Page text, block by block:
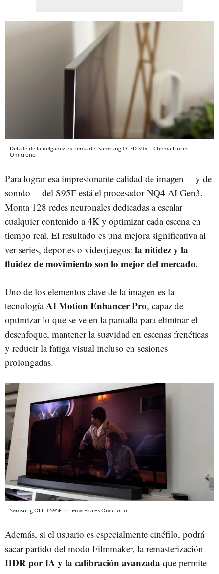
Detalle de la delgadez extrema del Samsung OLED S95F Chema Flores
Omicrono
Para lograr esa impresionante calidad de imagen —y de
sonido— del S95F está el procesador NQ4 AI Gen3.
Monta 128 redes neuronales dedicadas a escalar
cualquier contenido a 4K y optimizar cada escena en
tiempo real. El resultado es una mejora significativa al
ver series, deportes o videojuegos: la nitidez y la
fluidez de movimiento son lo mejor del mercado.
Uno de los elementos clave de la imagen es la
tecnologíaAI Motion Enhancer Pro, capaz de
optimizar lo que se ve en la pantalla para eliminar el
desenfoque, mantener la suavidad en escenas frenéticas
y reducir la fatiga visual incluso en sesiones
prolongadas.
Samsung OLED S95F Chema Flores Omicrono
Además, si el usuario es especialmente cinéfilo, podrá
sacar partido del modo Filmmaker, la remasterización
HDR por IA y la calibración avanzada que permite